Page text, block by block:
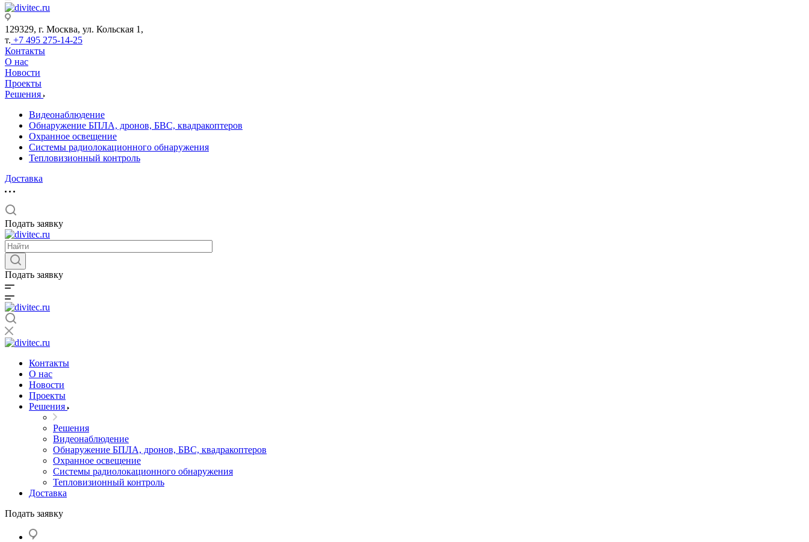
129329, г. Москва, ул. Кольская 1,
т. +7 495 275-14-25
Контакты
О нас
Новости
Проекты
Решения
Видеонаблюдение
Обнаружение БПЛА, дронов, БВС, квадракоптеров
Охранное освещение
Системы радиолокационного обнаружения
Тепловизионный контроль
Доставка
Подать заявку
Подать заявку
Контакты
О нас
Новости
Проекты
Решения
Решения
Видеонаблюдение
Обнаружение БПЛА, дронов, БВС, квадракоптеров
Охранное освещение
Системы радиолокационного обнаружения
Тепловизионный контроль
Доставка
Подать заявку